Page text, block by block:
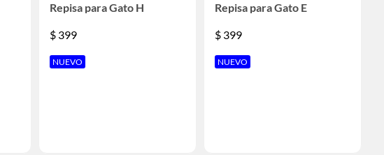
Repisa para Gato H
$ 399
NUEVO
Repisa para Gato E
$ 399
NUEVO